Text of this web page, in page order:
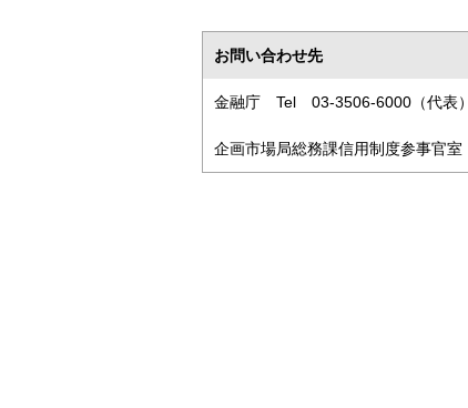
お問い合わせ先
金融庁 Tel 03-3506-6000（代表）
企画市場局総務課信用制度参事官室